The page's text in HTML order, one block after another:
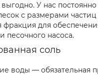
У нас
с размерами
фракция для
песочного насоса.
соль
воды — обязательная